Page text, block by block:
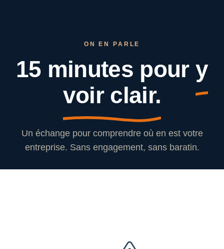
ON EN PARLE
15 minutes pour y
voir clair.
Un échange pour comprendre où en est votre
entreprise. Sans engagement, sans baratin.